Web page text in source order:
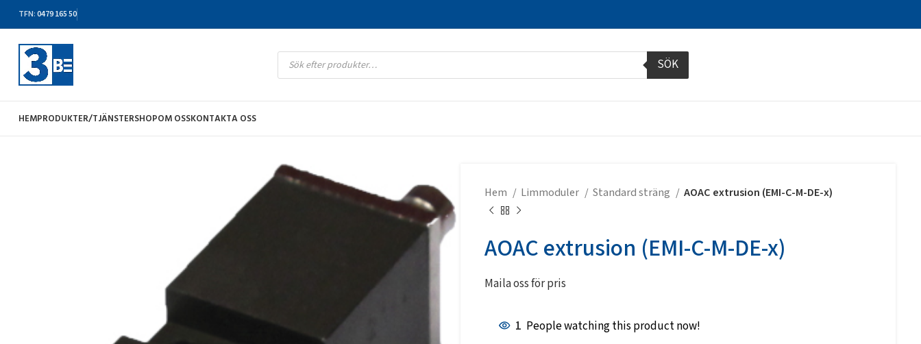
TFN: 0479 165 50
SÖK
HEMPRODUKTER/TJÄNSTERSHOPOM OSSKONTAKTA OSS
Hem Limmoduler Standard sträng AOAC extrusion (EMI-C-M-DE-x)
AOAC extrusion (EMI-C-M-DE-x)
Maila oss för pris
1 People watching this product now!